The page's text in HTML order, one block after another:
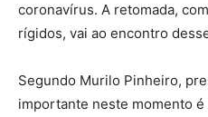
coronavírus. A retomada,
rígidos, vai ao encontro
Segundo Murilo Pinheiro,
importante neste momento